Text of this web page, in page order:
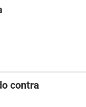
contra